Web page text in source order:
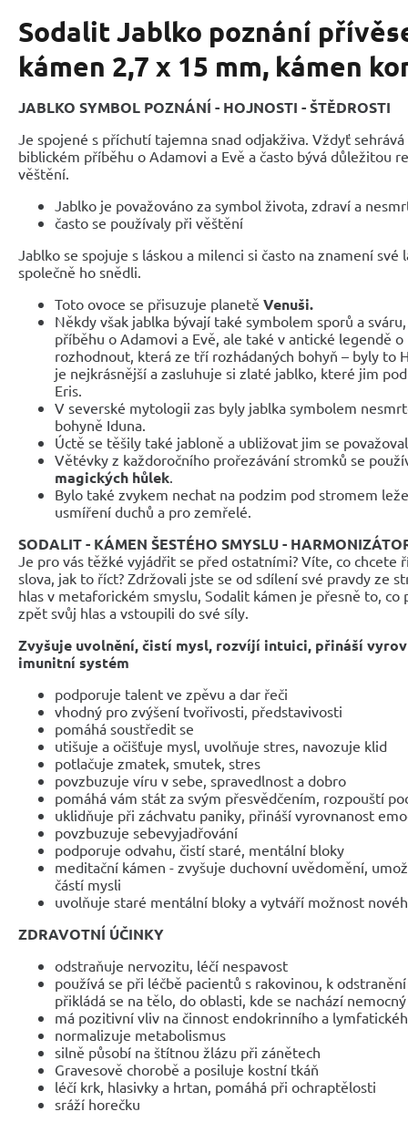
Sodalit Jablko poznání
kámen 2,7 x 15 mm, kámen
JABLKO SYMBOL POZNÁNÍ - HOJNOSTI - ŠTĚDROSTI
Je spojené s příchutí tajemna snad odjakživa. Vždyť
biblickém příběhu o Adamovi a Evě a často bývá důležitou
věštění.
Jablko je považováno za symbol života, zdraví a
často se používaly při věštění
Jablko se spojuje s láskou a milenci si často na znamení
společně ho snědli.
Toto ovoce se přisuzuje planetě Venuši.
Někdy však jablka bývají také symbolem sporů a
příběhu o Adamovi a Evě, ale také v antické legendě
rozhodnout, která ze tří rozhádaných bohyň – byly to
je nejkrásnější a zasluhuje si zlaté jablko, které jim
Eris.
V severské mytologii zas byly jablka symbolem
bohyně Iduna.
Úctě se těšily také jabloně a ubližovat jim se
Větévky z každoročního prořezávání stromků se
magických hůlek
Bylo také zvykem nechat na podzim pod stromem
usmíření duchů a pro zemřelé.
SODALIT - KÁMEN ŠESTÉHO SMYSLU -
Je pro vás těžké vyjádřit se před ostatními? Víte, co chcete
slova, jak to říct? Zdržovali jste se od sdílení své pravdy ze
hlas v metaforickém smyslu, Sodalit kámen je přesně to,
zpět svůj hlas a vstoupili do své síly.
Zvyšuje uvolnění, čistí mysl, rozvíjí intuici, přináší
imunitní systém
podporuje talent ve zpěvu a dar řeči
vhodný pro zvýšení tvořivosti, představivosti
pomáhá soustředit se
utišuje a očišťuje mysl, uvolňuje stres, navozuje klid
potlačuje zmatek, smutek, stres
povzbuzuje víru v sebe, spravedlnost a dobro
pomáhá vám stát za svým přesvědčením, rozpouští
uklidňuje při záchvatu paniky, přináší vyrovnanost
povzbuzuje sebevyjadřování
podporuje odvahu, čistí staré, mentální bloky
meditační kámen - zvyšuje duchovní uvědomění,
částí mysli
uvolňuje staré mentální bloky a vytváří možnost
ZDRAVOTNÍ ÚČINKY
odstraňuje nervozitu, léčí nespavost
používá se při léčbě pacientů s rakovinou, k
přikládá se na tělo, do oblasti, kde se nachází
má pozitivní vliv na činnost endokrinního a
normalizuje metabolismus
silně působí na štítnou žlázu při zánětech
Gravesově chorobě a posiluje kostní tkáň
léčí krk, hlasivky a hrtan, pomáhá při ochraptělosti
sráží horečku